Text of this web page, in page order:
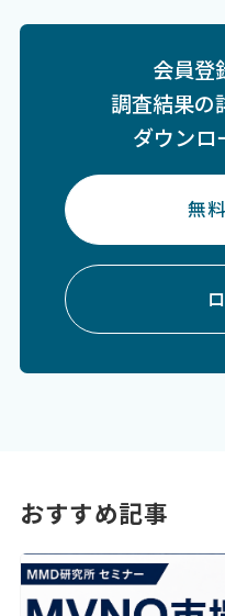
会員登
調査結果の
ダウンロ
無
おすすめ記事